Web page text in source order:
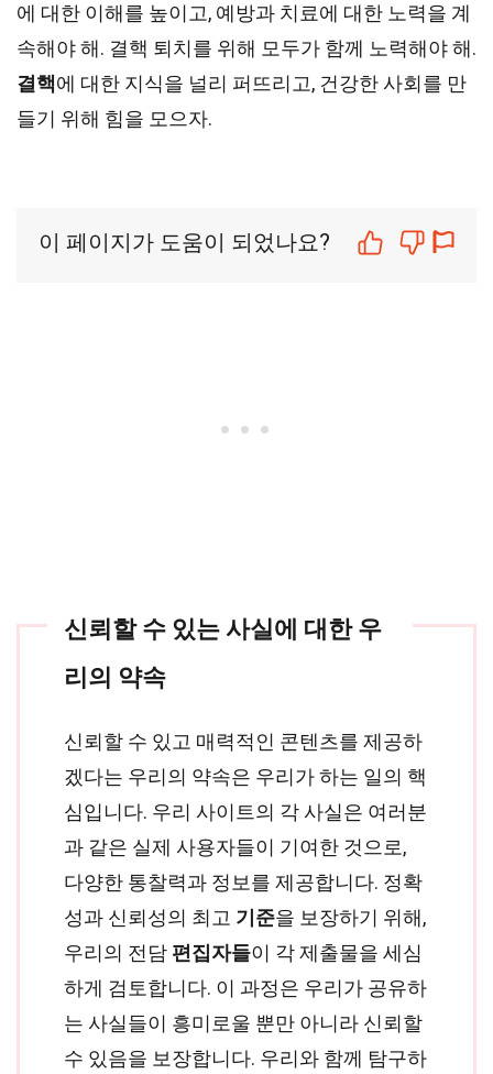
에 대한 이해를 높이고, 예방과 치료에 대한 노력을 계
속해야 해. 결핵 퇴치를 위해 모두가 함께 노력해야 해.
결핵에 대한 지식을 널리 퍼뜨리고, 건강한 사회를 만
들기 위해 힘을 모으자.
이 페이지가 도움이 되었나요?
신뢰할 수 있는 사실에 대한 우
리의 약속
신뢰할 수 있고 매력적인 콘텐츠를 제공하
겠다는 우리의 약속은 우리가 하는 일의 핵
심입니다. 우리 사이트의 각 사실은 여러분
과 같은 실제 사용자들이 기여한 것으로,
다양한 통찰력과 정보를 제공합니다. 정확
성과 신뢰성의 최고 기준을 보장하기 위해,
우리의 전담 편집자들이 각 제출물을 세심
하게 검토합니다. 이 과정은 우리가 공유하
는 사실들이 흥미로울 뿐만 아니라 신뢰할
수 있음을 보장합니다. 우리와 함께 탐구하